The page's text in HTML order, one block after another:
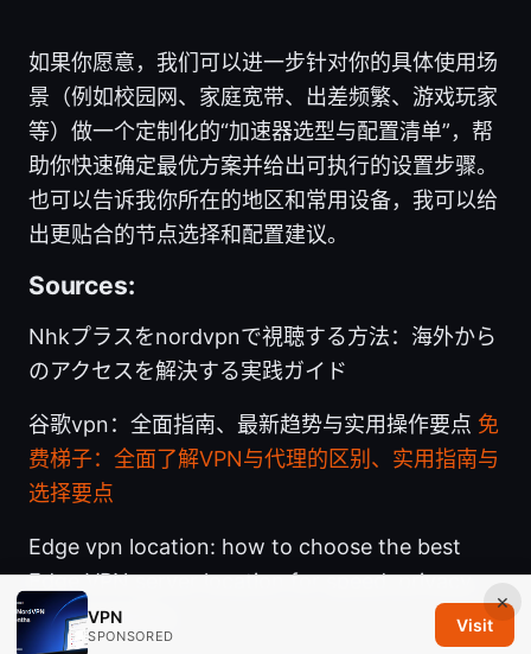
如果你愿意，我们可以进一步针对你的具体使用场
景（例如校园网、家庭宽带、出差频繁、游戏玩家
等）做一个定制化的“加速器选型与配置清单”，帮
助你快速确定最优方案并给出可执行的设置步骤。
也可以告诉我你所在的地区和常用设备，我可以给
出更贴合的节点选择和配置建议。
Sources:
Nhkプラスをnordvpnで視聴する方法：海外から
のアクセスを解決する実践ガイド
谷歌vpn：全面指南、最新趋势与实用操作要点 免
费梯子：全面了解VPN与代理的区别、实用指南与
选择要点
Edge vpn location: how to choose the best
Edge VPN server location for speed, privacy,
and streaming
×
VPN
SPONSORED
Visit